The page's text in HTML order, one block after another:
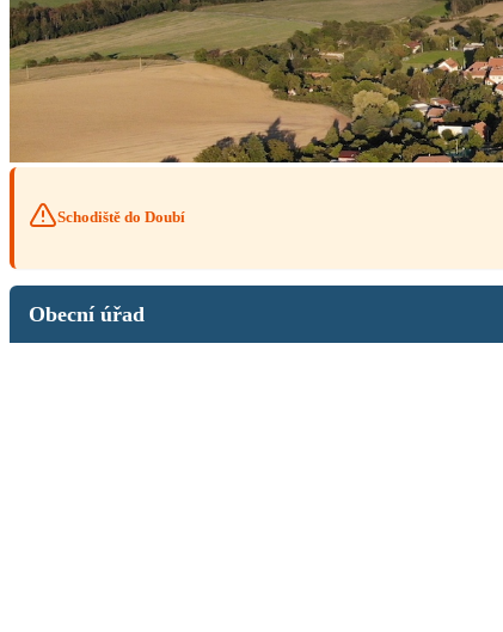
Schodiště do Doubí
Obecní úřad